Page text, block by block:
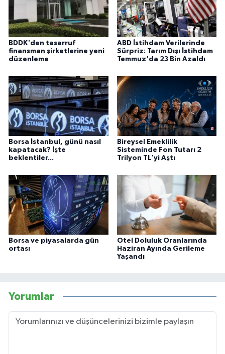
BDDK'den tasarruf
finansman şirketlerine yeni
düzenleme
ABD İstihdam Verilerinde
Sürpriz: Tarım Dışı İstihdam
Temmuz'da 23 Bin Azaldı
Borsa İstanbul, günü nasıl
kapatacak? İşte
beklentiler...
Bireysel Emeklilik
Sisteminde Fon Tutarı 2
Trilyon TL'yi Aştı
Borsa ve piyasalarda gün
ortası
Otel Doluluk Oranlarında
Haziran Ayında Gerileme
Yaşandı
Yorumlar